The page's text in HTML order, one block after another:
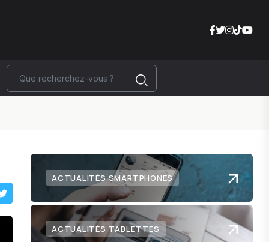
ACTUALITÉS SMARTPHONES
ACTUALITÉS TABLETTES